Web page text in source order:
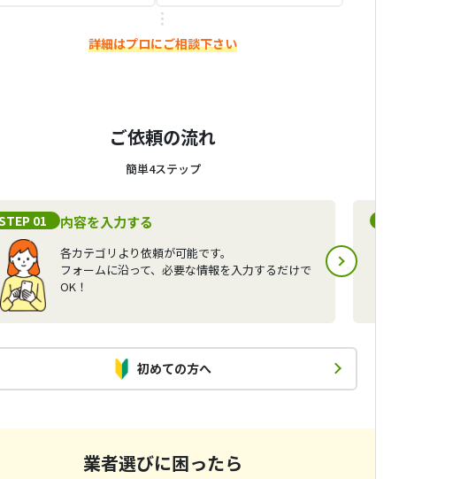
詳細はプロにご相談下さい
ご依頼の流れ
簡単4ステップ
01 内容を入力する
各カテゴリより依頼が可能です。
フォームに沿って、必要な情報を入力するだけで
OK！
初めての方へ
業者選びに困ったら